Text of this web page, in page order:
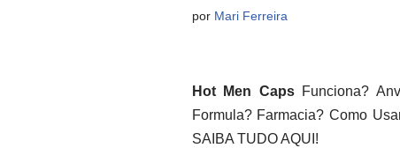
por Mari Ferreira
Hot Men CapsFunciona?
Formula? Farmacia? Como
SAIBA TUDO AQUI!